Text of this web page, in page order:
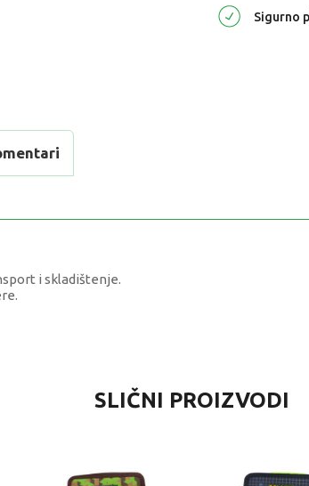
Sigurno
i skladištenje.
Pune pernice
SLIČNI PROIZVODI